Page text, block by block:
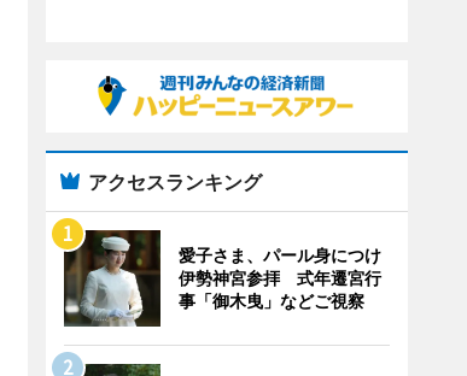
アクセスランキング
愛子さま、パール身につけ
伊勢神宮参拝 式年遷宮行
事「御木曳」などご視察